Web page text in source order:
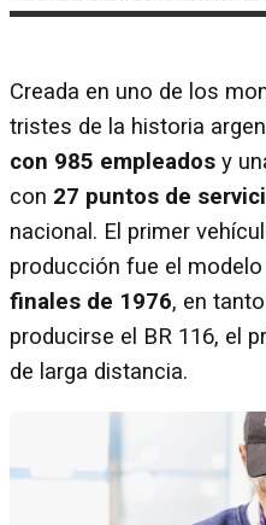
Creada en uno de los
tristes de la historia
con 985 empleados y
con 27 puntos de
nacional. El primer
producción fue el modelo
finales de 1976, en
producirse el BR 116, el
de larga distancia.